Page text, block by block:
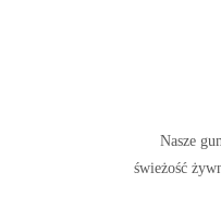
Nasze
świeżość